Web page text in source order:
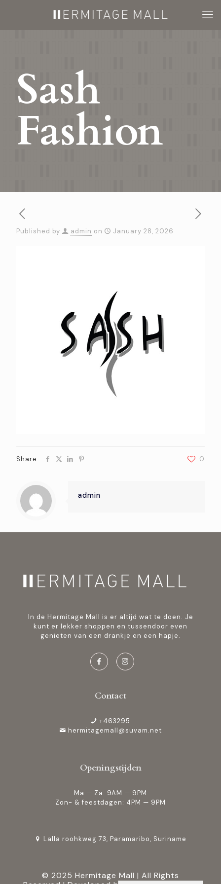
Sash
Fashion
Published by admin on January 28, 2026
Share 0
admin
In de Hermitage Mall is er altijd wat te doen. Je
kunt er lekker shoppen en tussendoor even
genieten van een drankje en een hapje.
Contact
+463295
hermitagemall@suvam.net
Openingstijden
Ma — Za: 9AM — 9PM
Zon- & feestdagen: 4PM — 9PM
Lalla roohkweg 73, Paramaribo, Suriname
© 2025 Hermitage Mall | All Rights